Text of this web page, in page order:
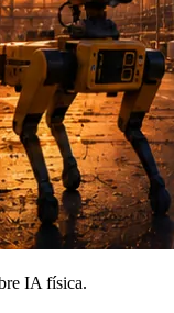
IA física.